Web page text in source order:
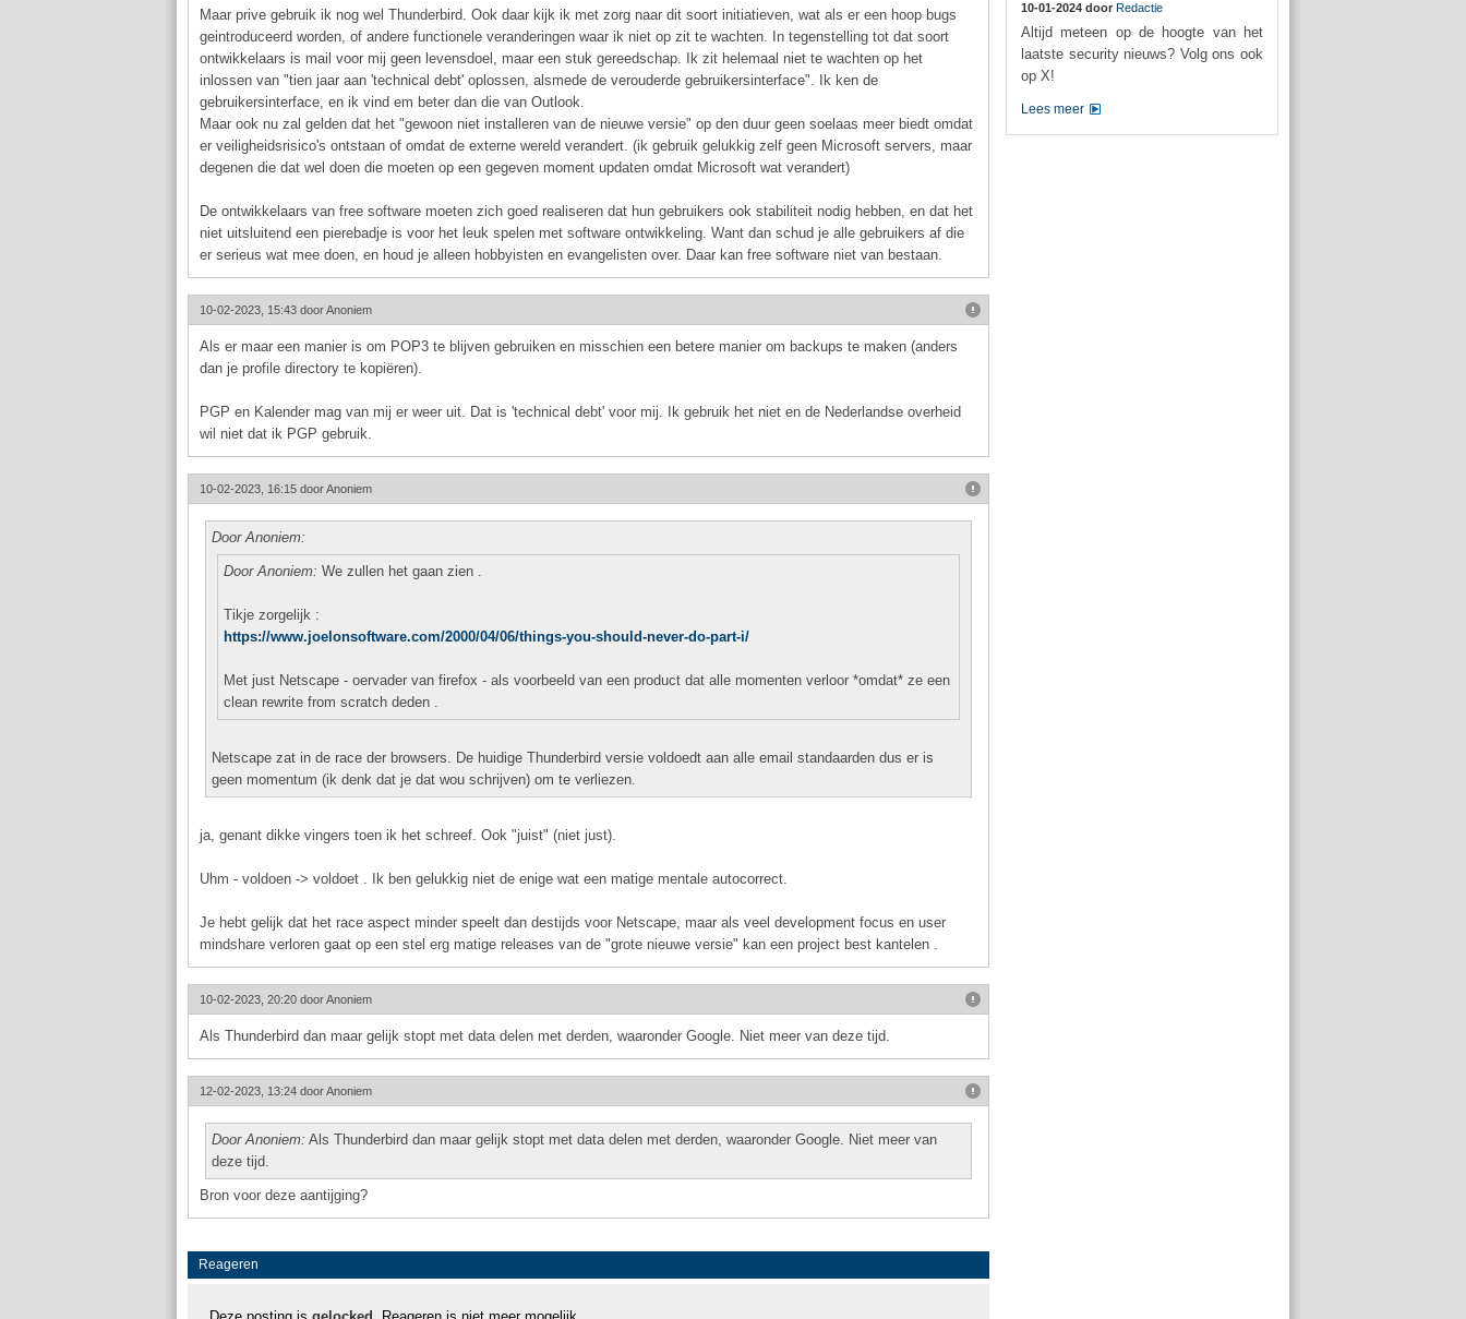
Maar prive gebruik ik nog wel Thunderbird. Ook daar kijk ik met zorg naar dit soort initiatieven, wat als er een hoop bugs
geintroduceerd worden, of andere functionele veranderingen waar ik niet op zit te wachten. In tegenstelling tot dat soort
ontwikkelaars is mail voor mij geen levensdoel, maar een stuk gereedschap. Ik zit helemaal niet te wachten op het
inlossen van "tien jaar aan 'technical debt' oplossen, alsmede de verouderde gebruikersinterface". Ik ken de
gebruikersinterface, en ik vind em beter dan die van Outlook.
Maar ook nu zal gelden dat het "gewoon niet installeren van de nieuwe versie" op den duur geen soelaas meer biedt omdat
er veiligheidsrisico's ontstaan of omdat de externe wereld verandert. (ik gebruik gelukkig zelf geen Microsoft servers, maar
degenen die dat wel doen die moeten op een gegeven moment updaten omdat Microsoft wat verandert)
De ontwikkelaars van free software moeten zich goed realiseren dat hun gebruikers ook stabiliteit nodig hebben, en dat het
niet uitsluitend een pierebadje is voor het leuk spelen met software ontwikkeling. Want dan schud je alle gebruikers af die
er serieus wat mee doen, en houd je alleen hobbyisten en evangelisten over. Daar kan free software niet van bestaan.
10-02-2023, 15:43 doorAnoniem
Als er maar een manier is om POP3 te blijven gebruiken en misschien een betere manier om backups te maken (anders
dan je profile directory te kopiëren).
PGP en Kalender mag van mij er weer uit. Dat is 'technical debt' voor mij. Ik gebruik het niet en de Nederlandse overheid
wil niet dat ik PGP gebruik.
10-02-2023, 16:15 doorAnoniem
Door Anoniem:
Door Anoniem: We zullen het gaan zien .
Tikje zorgelijk :
https://www.joelonsoftware.com/2000/04/06/things-you-should-never-do-part-i/
Met just Netscape - oervader van firefox - als voorbeeld van een product dat alle momenten verloor *omdat* ze een
clean rewrite from scratch deden .
Netscape zat in de race der browsers. De huidige Thunderbird versie voldoedt aan alle email standaarden dus er is
geen momentum (ik denk dat je dat wou schrijven) om te verliezen.
ja, genant dikke vingers toen ik het schreef. Ook "juist" (niet just).
Uhm - voldoen -> voldoet . Ik ben gelukkig niet de enige wat een matige mentale autocorrect.
Je hebt gelijk dat het race aspect minder speelt dan destijds voor Netscape, maar als veel development focus en user
mindshare verloren gaat op een stel erg matige releases van de "grote nieuwe versie" kan een project best kantelen .
10-02-2023, 20:20 doorAnoniem
Als Thunderbird dan maar gelijk stopt met data delen met derden, waaronder Google. Niet meer van deze tijd.
12-02-2023, 13:24 doorAnoniem
Door Anoniem: Als Thunderbird dan maar gelijk stopt met data delen met derden, waaronder Google. Niet meer van
deze tijd.
Bron voor deze aantijging?
Reageren
10-01-2024 door Redactie
Altijd meteen op de hoogte van het
laatste security nieuws? Volg ons ook
op X!
Lees meer